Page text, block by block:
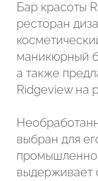
Бар красоты
ресторан
маникюрный
а также
Ridgeview на
выбран для
выдерживает